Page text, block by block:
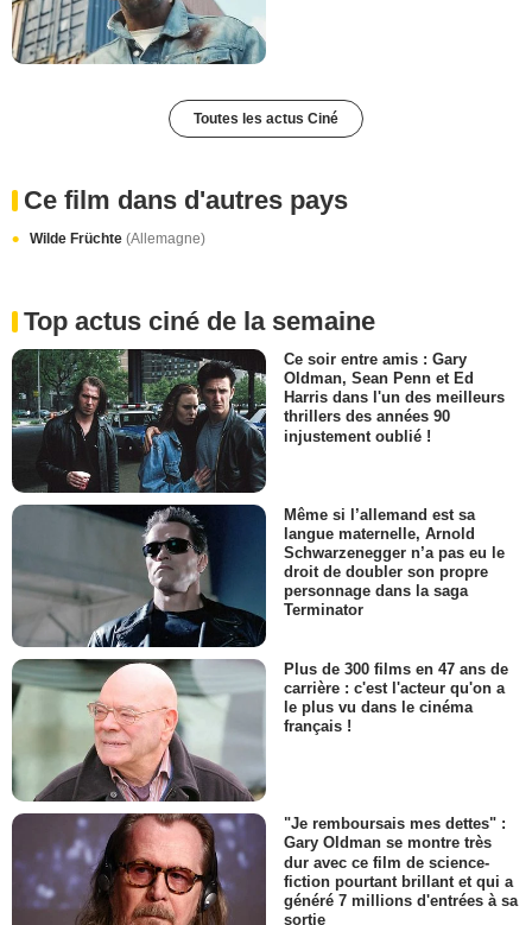
Toutes les actus Ciné
Ce film dans d'autres pays
Wilde Früchte (Allemagne)
Top actus ciné de la semaine
Ce soir entre amis : Gary
Oldman, Sean Penn et Ed
Harris dans l'un des meilleurs
thrillers des années 90
injustement oublié !
Même si l’allemand est sa
langue maternelle, Arnold
Schwarzenegger n’a pas eu le
droit de doubler son propre
personnage dans la saga
Terminator
Plus de 300 films en 47 ans de
carrière : c'est l'acteur qu'on a
le plus vu dans le cinéma
français !
"Je remboursais mes dettes" :
Gary Oldman se montre très
dur avec ce film de science-
fiction pourtant brillant et qui a
généré 7 millions d'entrées à sa
sortie